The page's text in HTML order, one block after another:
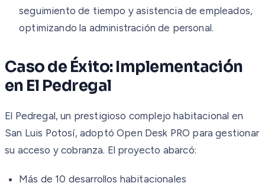
seguimiento de tiempo y asistencia de empleados,
optimizando la administración de personal.
Caso de Éxito: Implementación
en El Pedregal
El Pedregal, un prestigioso complejo habitacional en
San Luis Potosí, adoptó Open Desk PRO para gestionar
su acceso y cobranza. El proyecto abarcó:
Más de 10 desarrollos habitacionales